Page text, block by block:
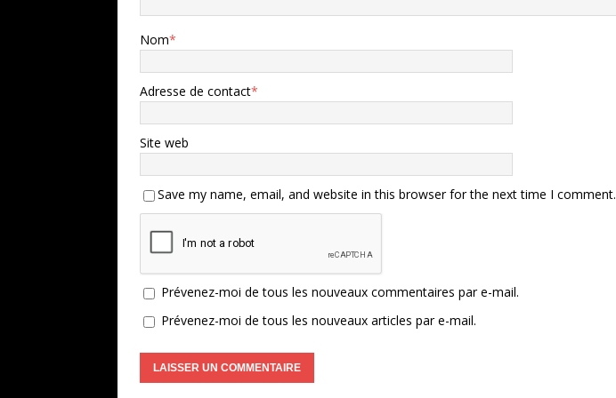
Nom*
Adresse de contact*
Site web
Save my name, email, and website in this browser for the next time I comment.
Prévenez-moi de tous les nouveaux commentaires par e-mail.
Prévenez-moi de tous les nouveaux articles par e-mail.